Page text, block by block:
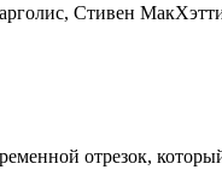
Стивен
отрезок,